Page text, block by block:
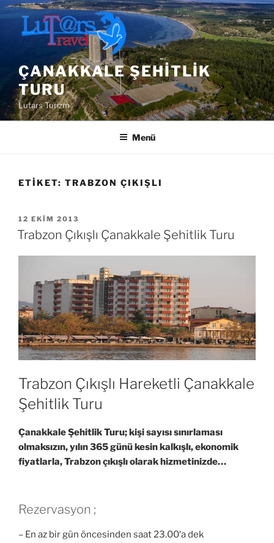
İçeriğe
geç
ÇANAKKALE ŞEHITLIK
TURU
Lutars Turizm
Menü
ETIKET: TRABZON ÇIKIŞLI
YAYIM
TARIHI
12 EKIM 2013
Trabzon Çıkışlı Çanakkale Şehitlik Turu
Trabzon Çıkışlı Hareketli Çanakkale
Şehitlik Turu
Çanakkale Şehitlik Turu; kişi sayısı sınırlaması
olmaksızın, yılın 365 günü kesin kalkışlı, ekonomik
fiyatlarla, Trabzon çıkışlı olarak hizmetinizde…
Rezervasyon ;
– En az bir gün öncesinden saat 23.00′a dek